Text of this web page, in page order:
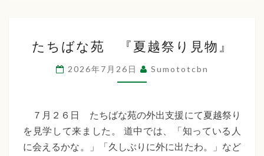
福
祉
会
ち
ば
な
『夏
越
祭
たちばな苑 『夏越祭り見物』
2026年7月26日 Sumototcbn
７月２６日 たちばな苑の外出支援にて夏越祭り
を見学して来ました。 道中では、「知っている人
に会えるかな。」「久しぶりに外に出たわ。」など